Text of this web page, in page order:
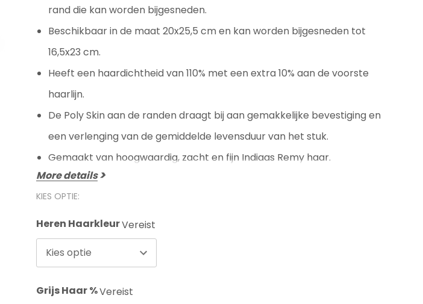
rand die kan worden bijgesneden.
Beschikbaar in de maat 20x25,5 cm en kan worden bijgesneden tot
16,5x23 cm.
Heeft een haardichtheid van 110% met een extra 10% aan de voorste
haarlijn.
De Poly Skin aan de randen draagt bij aan gemakkelijke bevestiging en
een verlenging van de gemiddelde levensduur van het stuk.
Gemaakt van hoogwaardig, zacht en fijn Indiaas Remy haar.
More details
KIES OPTIE:
Heren HaarkleurVereist
Kies optie
Grijs Haar %Vereist